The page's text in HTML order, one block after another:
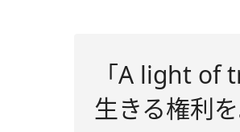
「A light of
生きる権利を